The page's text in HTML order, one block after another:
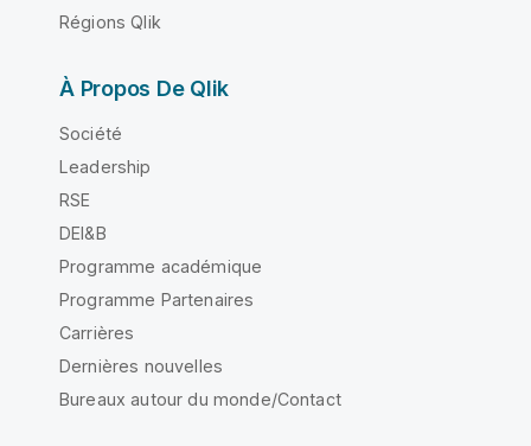
Régions Qlik
À Propos De Qlik
Société
Leadership
RSE
DEI&B
Programme académique
Programme Partenaires
Carrières
Dernières nouvelles
Bureaux autour du monde/Contact